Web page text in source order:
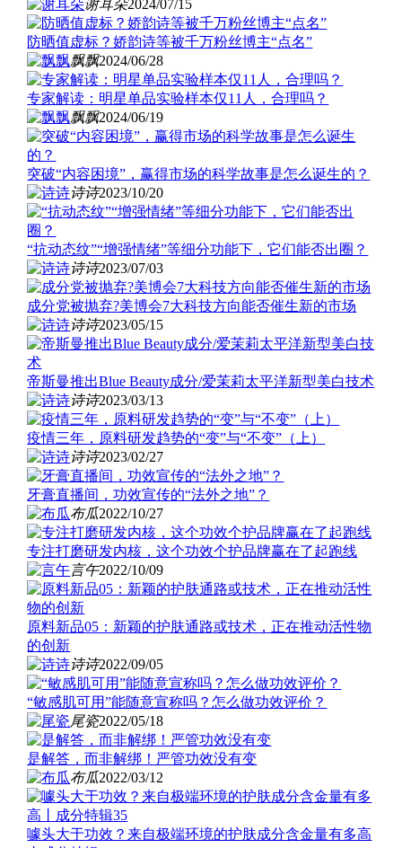
谢耳朵2024/07/15
防晒值虚标？娇韵诗等被千万粉丝博主“点名”
飘飘2024/06/28
专家解读：明星单品实验样本仅11人，合理吗？
飘飘2024/06/19
突破“内容困境”，赢得市场的科学故事是怎么诞生的？
诗诗2023/10/20
“抗动态纹”“增强情绪”等细分功能下，它们能否出圈？
诗诗2023/07/03
成分党被抛弃?美博会7大科技方向能否催生新的市场
诗诗2023/05/15
帝斯曼推出Blue Beauty成分/爱茉莉太平洋新型美白技术
诗诗2023/03/13
疫情三年，原料研发趋势的“变”与“不变”（上）
诗诗2023/02/27
牙膏直播间，功效宣传的“法外之地”？
布瓜2022/10/27
专注打磨研发内核，这个功效个护品牌赢在了起跑线
言午2022/10/09
原料新品05：新颖的护肤通路或技术，正在推动活性物
的创新
诗诗2022/09/05
“敏感肌可用”能随意宣称吗？怎么做功效评价？
尾瓷2022/05/18
是解答，而非解绑！严管功效没有变
布瓜2022/03/12
噱头大于功效？来自极端环境的护肤成分含金量有多高